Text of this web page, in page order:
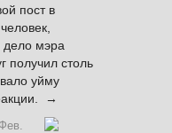
пост в
дело мэра
получил столь
уйму
→